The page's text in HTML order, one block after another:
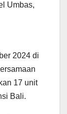
Umbas,
2024 di
17 unit
Bali.